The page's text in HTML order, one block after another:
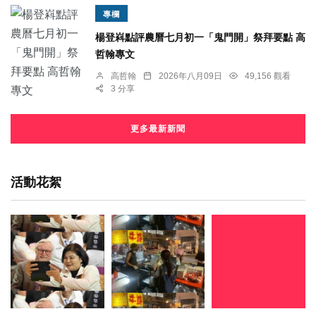
專欄
楊登嵙點評農曆七月初一「鬼門開」祭拜要點 高
哲翰專文
高哲翰 2026年八月09日
49,156 觀看
3 分享
更多最新新聞
活動花絮